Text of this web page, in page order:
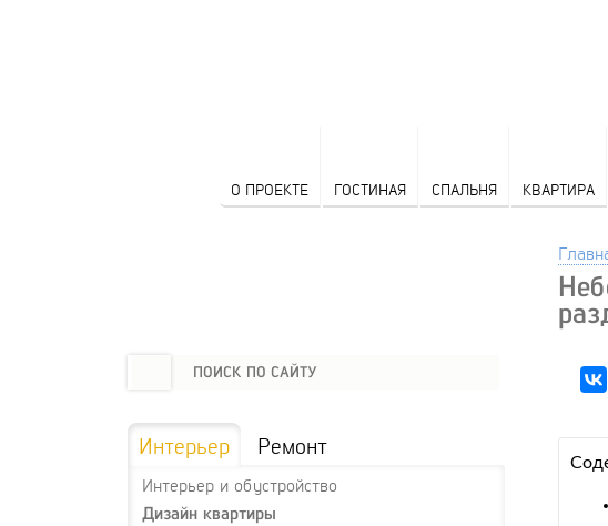
О ПРОЕКТЕ ГОСТИНАЯ СПАЛЬНЯ КВАРТИРА
Интерьер Ремонт
Интерьер и обустройство
Дизайн квартиры